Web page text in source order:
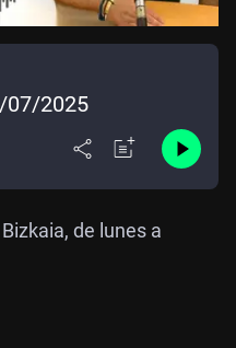
07/2025
de lunes a